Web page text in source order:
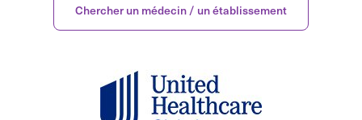
Chercher un médecin / un établissement